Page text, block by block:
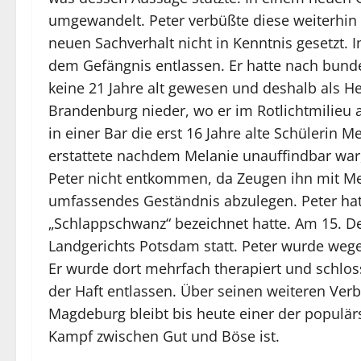
umgewandelt. Peter verbüßte diese
neuen Sachverhalt nicht in Kenntnis gesetzt.
dem Gefängnis entlassen. Er hatte nach
keine 21 Jahre alt gewesen und deshalb als
Brandenburg nieder, wo er im Rotlichtmilieu
in einer Bar die erst 16 Jahre alte Schülerin
erstattete nachdem Melanie unauffindbar
Peter nicht entkommen, da Zeugen ihn mit
umfassendes Geständnis abzulegen. Peter
„Schlappschwanz“ bezeichnet hatte. Am 15.
Landgerichts Potsdam statt. Peter wurde
Er wurde dort mehrfach therapiert und
der Haft entlassen. Über seinen weiteren
Magdeburg bleibt bis heute einer der
Kampf zwischen Gut und Böse ist.